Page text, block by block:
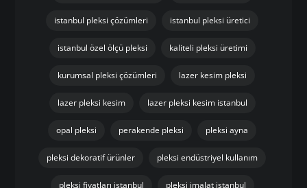
istanbul pleksi çözümleri istanbul pleksi üretici
istanbul özel ölçü pleksi kaliteli pleksi üretimi
kurumsal pleksi çözümleri lazer kesim pleksi
lazer pleksi kesim lazer pleksi kesim istanbul
opal pleksi perakende pleksi pleksi ayna
pleksi dekoratif ürünler pleksi endüstriyel kullanım
pleksi fiyatları istanbul pleksi imalat istanbul